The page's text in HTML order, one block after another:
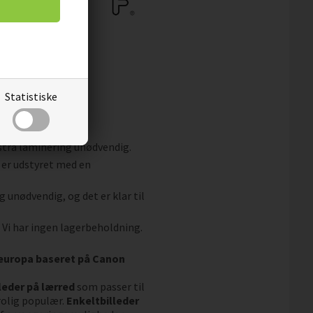
Statistiske
snavs.
fleece.
laminering unødvendig.
udstyret med en
unødvendig, og det er klar til
har ingen lagerbeholdning.
baseret på Canon
på lærred som passer til
populær. Enkeltbilleder